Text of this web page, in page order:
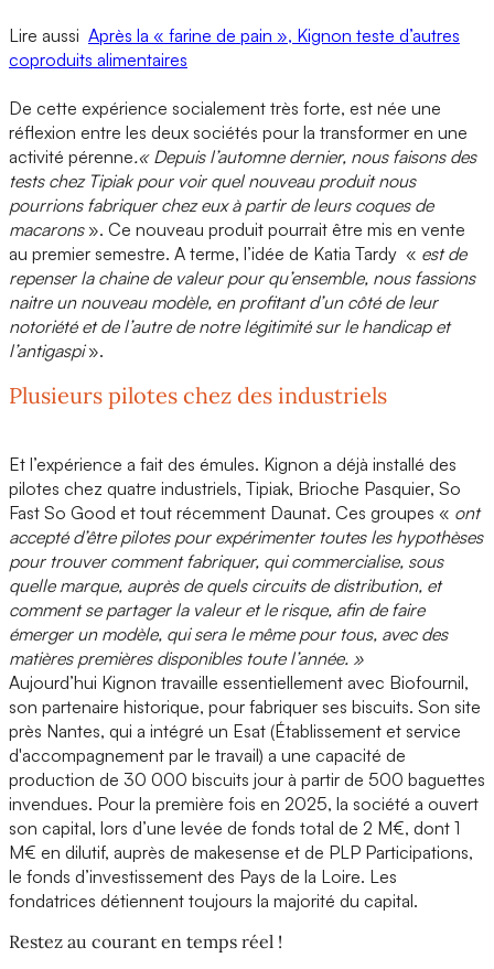
Lire aussi Après la « farine de pain », Kignon teste d’autres
coproduits alimentaires
De cette expérience socialement très forte, est née une
réflexion entre les deux sociétés pour la transformer en une
activité pérenne.« Depuis l’automne dernier, nous faisons des
testschez Tipiak pour voir quel nouveau produit nous
pourrions fabriquer chez eux à partir de leurs coques de
macarons». Ce nouveau produit pourrait être mis en vente
au premier semestre. A terme, l’idée de Katia Tardy « est de
repenser la chaine de valeur pour qu’ensemble, nous fassions
naitre un nouveau modèle, en profitant d’un côté de leur
notoriétéet de l’autre de notre légitimité sur le handicap et
l’antigaspi».
Plusieurs pilotes chez des industriels
Et l’expérience a fait des émules. Kignon a déjà installé des
pilotes chez quatre industriels, Tipiak, Brioche Pasquier, So
Fast So Good et tout récemment Daunat. Ces groupes « ont
accepté d’être pilotespour expérimenter toutes les hypothèses
pour trouver comment fabriquer, qui commercialise, sous
quelle marque, auprès de quels circuits de distribution, et
comment se partager la valeur et le risque, afin de faire
émerger un modèle, qui sera le même pour tous, avec des
matières premières disponibles toute l’année. »
Aujourd’hui Kignon travaille essentiellement avec Biofournil,
son partenaire historique, pour fabriquer ses biscuits. Son site
près Nantes, qui a intégré un Esat (Établissement et service
d'accompagnement par le travail) a une capacité de
production de 30 000 biscuits jour à partir de 500 baguettes
invendues. Pour la première fois en 2025, la société a ouvert
son capital, lors d’une levée de fonds total de 2 M€, dont 1
M€ en dilutif, auprès de makesense et de PLP Participations,
le fonds d’investissement des Pays de la Loire. Les
fondatrices détiennent toujours la majorité du capital.
Restez au courant en temps réel !